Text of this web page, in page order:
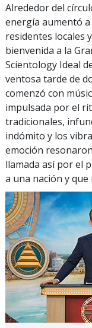
Alrededor del
energía aumentó a
residentes locales
bienvenida a la
Scientology Ideal
ventosa tarde de
comenzó con
impulsada por el
tradicionales,
indómito y los
emoción
llamada así por el
a una nación y